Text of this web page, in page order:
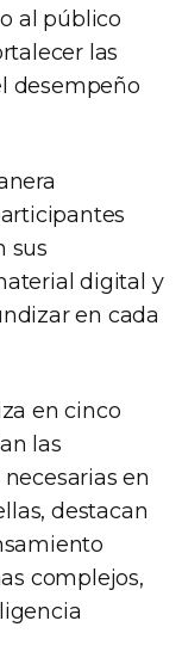
al público
las
desempeño
sus
digital y
en cada
en cinco
las
en
destacan
complejos,